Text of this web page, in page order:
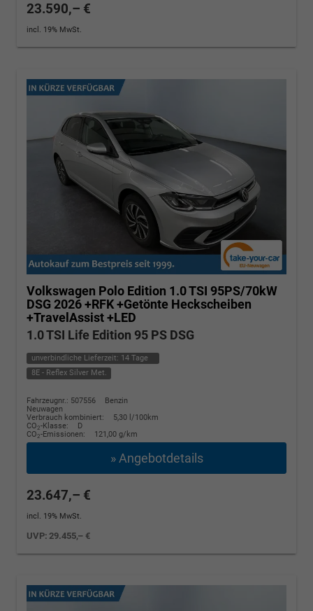
23.590,– €
incl. 19% MwSt.
Volkswagen Polo Edition 1.0 TSI 95PS/70kW
DSG 2026 +RFK +Getönte Heckscheiben
+TravelAssist +LED
1.0 TSI Life Edition 95 PS DSG
unverbindliche Lieferzeit: 14 Tage
8E - Reflex Silver Met.
Fahrzeugnr.: 507556
Benzin
Neuwagen
Verbrauch kombiniert:
5,30 l/100km
CO2-Klasse:
D
CO2-Emissionen: 121,00 g/km
» Angebotdetails
23.647,– €
incl. 19% MwSt.
UVP:29.455,– €